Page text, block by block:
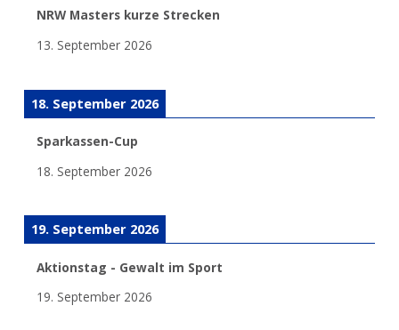
NRW Masters kurze Strecken
13. September 2026
18. September 2026
Sparkassen-Cup
18. September 2026
19. September 2026
Aktionstag - Gewalt im Sport
19. September 2026